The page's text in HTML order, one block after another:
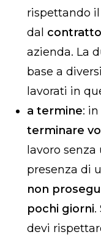
rispettando il
dal
azienda. La
base a
lavorati in
a termine:
terminare
lavoro senza
presenza di
non
pochi giorni.
devi